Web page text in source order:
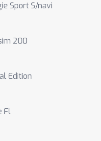
Sport S/navi
200
Edition
Fl